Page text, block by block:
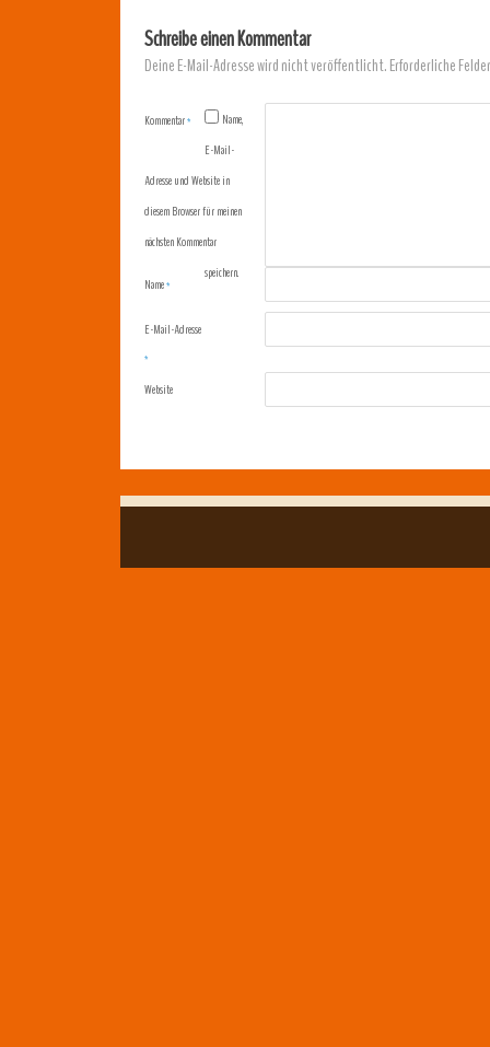
Schreibe einen Kommentar
Deine E-Mail-Adresse wird nicht veröffentlicht.Erforderliche
Kommentar*
Name*
E-Mail-Adresse
*
Website
Name,
E-Mail-
Adresse und Website in
diesem Browser für meinen
nächsten Kommentar
speichern.